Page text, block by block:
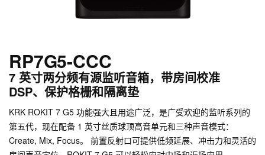
RP7G5-CCC
7 英寸两分频有源监听音箱，带房间校准
DSP、保护格栅和隔离垫
KRK ROKIT 7 G5 功能强大且用途广泛，是广受欢迎的监听系列的
第五代，现在配备 1 英寸丝质球顶高音单元和三种声音模式：
Create, Mix, Focus。 前置反射口可提供低频延展、冲击力和灵活的